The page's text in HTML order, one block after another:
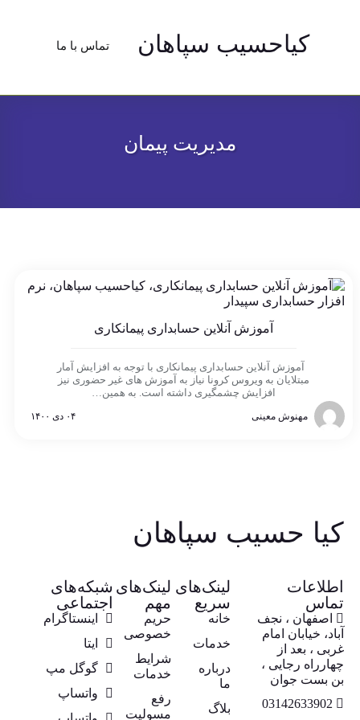
کیاحسیب سپاهان تماس با ما
مدیریت پیمان
آموزش آنلاین حسابداری پیمانکاری
آموزش آنلاین حسابداری پیمانکاری با توجه به افزایش آمار
مبتلایان به ویروس کرونا نیاز به آموزش های غیر حضوری نیز
افزایش چشمگیری داشته است. به همین…
مهنوش معینی ۰۴ دی ۱۴۰۰
کیا حسیب سپاهان
اطلاعات
تماس
اصفهان ، نجف
آباد، خیابان امام
غربی ، بعد از
چهارراه رجایی ،
بن بست جوان
03142633902
لینک‌های
سریع
خانه
خدمات
درباره
ما
بلاگ
لینک‌های
مهم
حریم
خصوصی
شرایط
خدمات
رفع
مسولیت
شبکه‌های
اجتماعی
اینستاگرام
ایتا
گوگل مپ
واتساپ